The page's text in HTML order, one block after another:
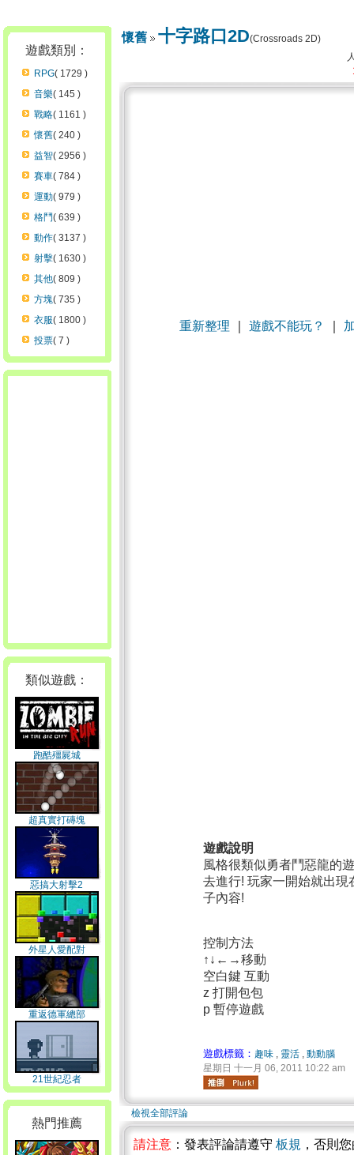
遊戲類別：
RPG( 1729 )
音樂( 145 )
戰略( 1161 )
懷舊( 240 )
益智( 2956 )
賽車( 784 )
運動( 979 )
格鬥( 639 )
動作( 3137 )
射擊( 1630 )
其他( 809 )
方塊( 735 )
衣服( 1800 )
投票( 7 )
類似遊戲：
跑酷殭屍城
超真實打磚塊
惡搞大射擊2
外星人愛配對
重返德軍總部
21世紀忍者
熱門推薦
懷舊 十字路口2D(Crossroads 2D)
重新整理 ｜遊戲不能玩？
遊戲說明
風格很類似勇者鬥惡龍的
去進行! 玩家一開始就出
子內容!
控制方法
↑↓←→移動
空白鍵 互動
z 打開包包
p 暫停遊戲
遊戲標籤： 趣味 , 靈活 , 動動腦
星期日 十一月 06, 2011 10:22 am
檢視全部評論
請注意 ：發表評論請遵守 板規 ，否則